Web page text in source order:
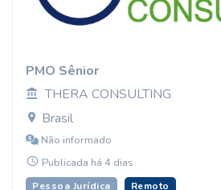
PMO Sênior
THERA CONSULTING
Brasil
Não informado
Publicada há 4 dias
Pessoa Jurídica Remoto